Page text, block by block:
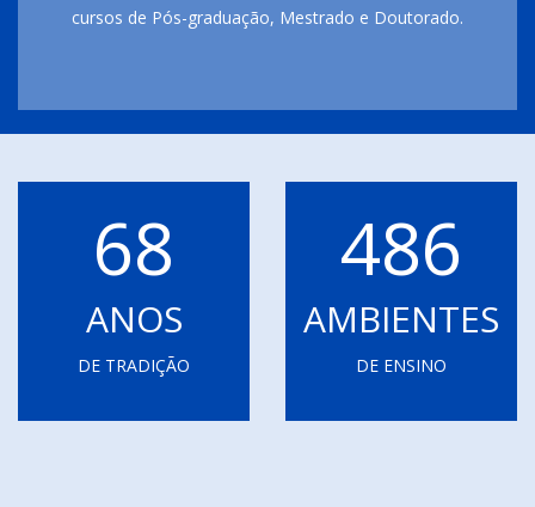
cursos de Pós-graduação, Mestrado e Doutorado.
68
ANOS
DE TRADIÇÃO
486
AMBIENTES
DE ENSINO